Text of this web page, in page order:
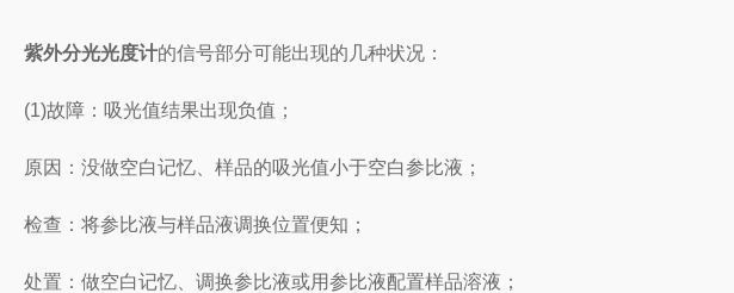
紫外分光光度计的信号部分可能出现的几种状况：
(1)故障：吸光值结果出现负值；
原因：没做空白记忆、样品的吸光值小于空白参比液；
检查：将参比液与样品液调换位置便知；
处置：做空白记忆、调换参比液或用参比液配置样品溶液；